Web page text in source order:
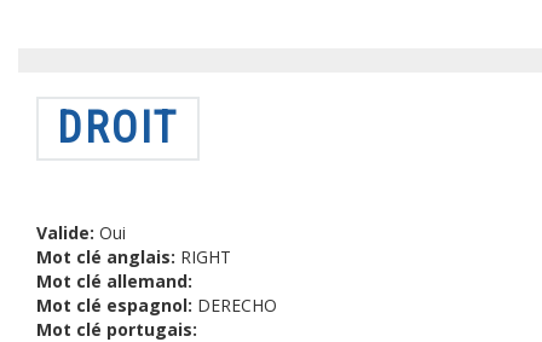
DROIT
Valide: Oui
Mot clé anglais: RIGHT
Mot clé allemand:
Mot clé espagnol: DERECHO
Mot clé portugais: